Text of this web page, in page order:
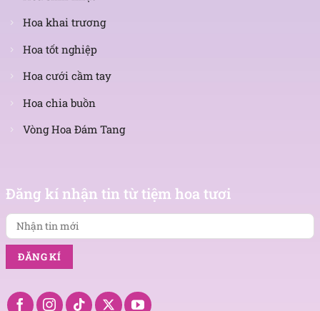
Hoa khai trương
Hoa tốt nghiệp
Hoa cưới cầm tay
Hoa chia buồn
Vòng Hoa Đám Tang
Đăng kí nhận tin từ tiệm hoa tươi
tin
mới